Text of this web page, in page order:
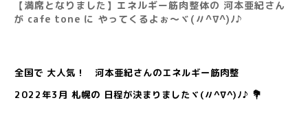
【満席となりました】エネルギー筋肉整体の 河本亜紀さん
が cafe tone に やってくるよぉ〜ヾ(〃^∇^)ﾉ♪
全国で 大人気！ 河本亜紀さんのエネルギー筋肉整
2022年3月 札幌の 日程が決まりましたヾ(〃^∇^)ﾉ♪ 💐